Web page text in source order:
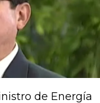
de Energía